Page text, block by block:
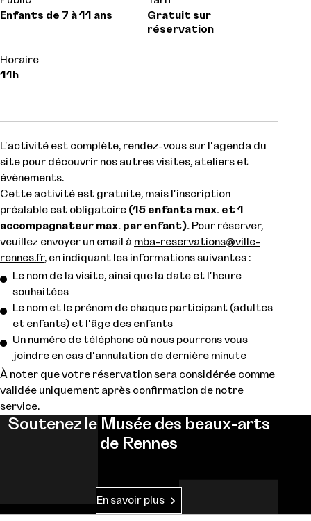
Enfants de 7 à 11 ans
Gratuit sur
réservation
Horaire
11h
L'activité est complète, rendez-vous sur l'agenda du
site pour découvrir nos autres visites, ateliers et
évènements.
Cette activité est gratuite, mais l'inscription
préalable est obligatoire (15 enfants max. et 1
accompagnateur max. par enfant). Pour réserver,
veuillez envoyer un email à mba-reservations@ville-
rennes.fr, en indiquant les informations suivantes :
Le nom de la visite, ainsi que la date et l'heure
souhaitées
Le nom et le prénom de chaque participant (adultes
et enfants) et l'âge des enfants
Un numéro de téléphone où nous pourrons vous
joindre en cas d'annulation de dernière minute
À noter que votre réservation sera considérée comme
validée uniquement après confirmation de notre
service.
Soutenez le Musée des beaux-arts
de Rennes
En savoir plus